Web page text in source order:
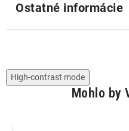
Ostatné informácie
High-contrast mode
Mohlo by